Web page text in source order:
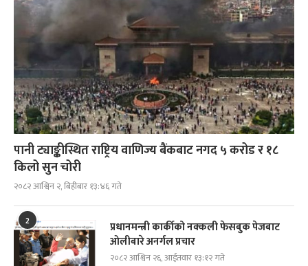
पानी ट्याङ्कीस्थित राष्ट्रिय वाणिज्य बैंकबाट नगद ५ करोड र १८
किलो सुन चोरी
२०८२ आश्विन २, बिहीबार १३:४६ गते
2
प्रधानमन्त्री कार्कीको नक्कली फेसबुक पेजबाट
ओलीबारे अनर्गल प्रचार
२०८२ आश्विन २६, आईतवार १३:१२ गते